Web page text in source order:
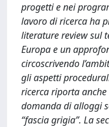
progetti e nei
lavoro di ricerca ha
literature review sul
Europa e un
circoscrivendo
gli aspetti
ricerca riporta
domanda di alloggi
“fascia grigia”. La